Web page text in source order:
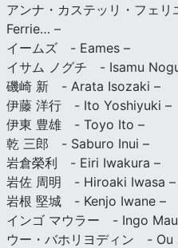
アンナ・カステッリ・フェ
Ferrie… –
イームズ - Eames –
イサム ノグチ - Isamu
磯崎 新 - Arata Isozaki –
伊藤 洋行 - Ito Yoshiyuki –
伊東 豊雄 - Toyo Ito –
乾 三郎 - Saburo Inui –
岩倉榮利 - Eiri Iwakura –
岩佐 周明 - Hiroaki Iwasa –
岩根 堅城 - Kenjo Iwane –
インゴ マウラー - Ingo
ウー・バホリヨディン - Ou